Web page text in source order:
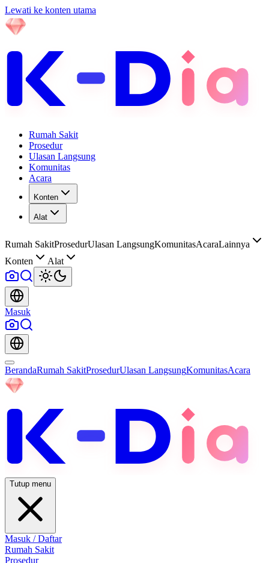
Lewati ke konten utama
Rumah Sakit
Prosedur
Ulasan Langsung
Komunitas
Acara
Konten
Alat
Rumah SakitProsedurUlasan LangsungKomunitasAcaraLainnya
Konten
Alat
Masuk
BerandaRumah SakitProsedurUlasan LangsungKomunitasAcara
Tutup menu
Masuk / Daftar
Rumah Sakit
Prosedur